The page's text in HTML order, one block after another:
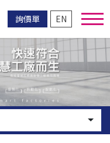
詢價單 EN
送出搜尋